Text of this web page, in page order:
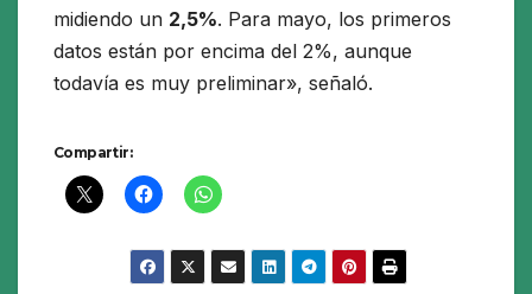
midiendo un 2,5%. Para mayo, los primeros
datos están por encima del 2%, aunque
todavía es muy preliminar», señaló.
Compartir: